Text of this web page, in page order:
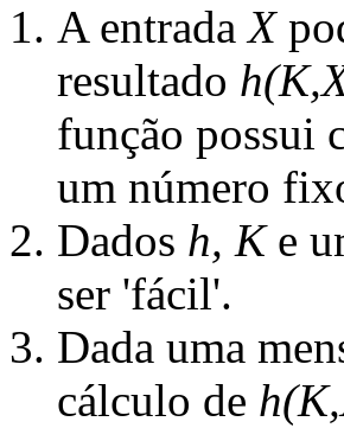
A entradaX
resultado
função possui
um número
Dados h, Ke
ser 'fácil'.
Dada uma
cálculo de